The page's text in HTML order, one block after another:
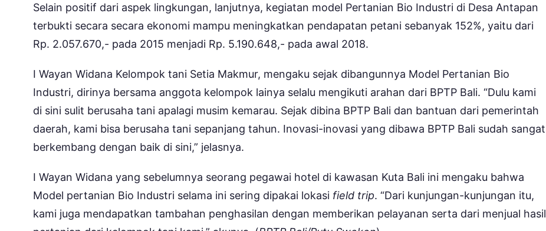
Selain positif dari aspek lingkungan, lanjutnya, kegiatan model Pertanian Bio Industri di Desa Antapan
terbukti secara secara ekonomi mampu meningkatkan pendapatan petani sebanyak 152%, yaitu dari
Rp. 2.057.670,- pada 2015 menjadi Rp. 5.190.648,- pada awal 2018.
I Wayan Widana Kelompok tani Setia Makmur, mengaku sejak dibangunnya Model Pertanian Bio
Industri, dirinya bersama anggota kelompok lainya selalu mengikuti arahan dari BPTP Bali. “Dulu kami
di sini sulit berusaha tani apalagi musim kemarau. Sejak dibina BPTP Bali dan bantuan dari pemerintah
daerah, kami bisa berusaha tani sepanjang tahun. Inovasi-inovasi yang dibawa BPTP Bali sudah sangat
berkembang dengan baik di sini,” jelasnya.
I Wayan Widana yang sebelumnya seorang pegawai hotel di kawasan Kuta Bali ini mengaku bahwa
Model pertanian Bio Industri selama ini sering dipakai lokasi field trip. “Dari kunjungan-kunjungan itu,
kami juga mendapatkan tambahan penghasilan dengan memberikan pelayanan serta dari menjual hasil